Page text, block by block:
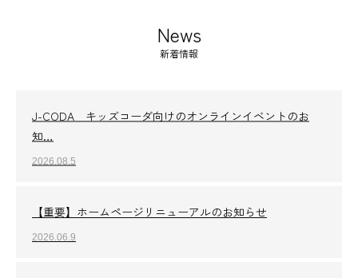
News
新着情報
J-CODA キッズコーダ向けのオンラインイベントのお
知…
2026.08.5
【重要】ホームページリニューアルのお知らせ
2026.06.9